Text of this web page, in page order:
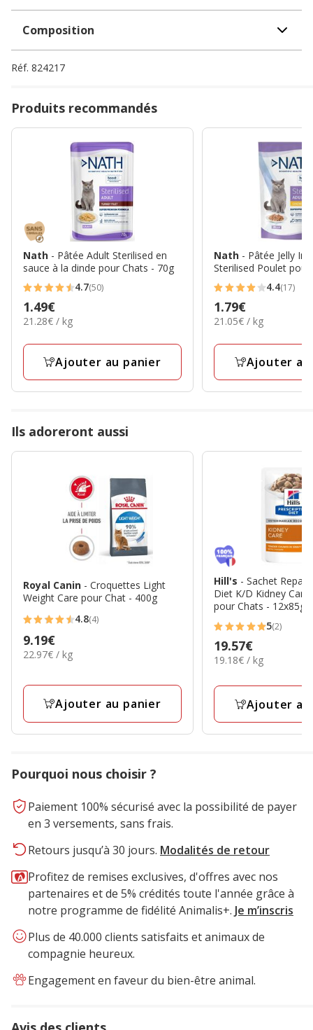
Composition
Réf. 824217
Produits recommandés
Nath - Pâtée Adult Sterilised en
sauce à la dinde pour Chats - 70g
4.7
étoiles
avec
50
4.7(50)
Prix
1.49€
1.49€
21.28€
Kg
21.28€ / kg
Ajouter au panier
Nath - Pâtée Jelly
Sterilised Poulet
4.4
étoiles
avec
17
4.4(17)
Prix
1.79€
1.79€
21.05€
Kg
21.05€ / kg
Ajouter
Ils adoreront aussi
Royal Canin - Croquettes Light
Weight Care pour Chat - 400g
4.8
étoiles
avec
avis
4.8(4)
Prix
9.19€
9.19€
22.97€
22.97€ / kg
Ajouter au panier
Hill's - Sachet Repas
Diet K/D Kidney
pour Chats - 12x85g
5
étoiles
avec
2
5(2)
Prix
19.57€
19.57€
19.18€
Kg
19.18€ / kg
Ajouter
Pourquoi nous choisir ?
Paiement 100% sécurisé avec la possibilité de payer
en 3 versements, sans frais.
Retours jusqu’à 30 jours. Modalités de retour
Profitez de remises exclusives, d'offres avec nos
partenaires et de 5% crédités toute l'année grâce à
notre programme de fidélité Animalis+. Je m’inscris
Plus de 40.000 clients satisfaits et animaux de
compagnie heureux.
Engagement en faveur du bien-être animal.